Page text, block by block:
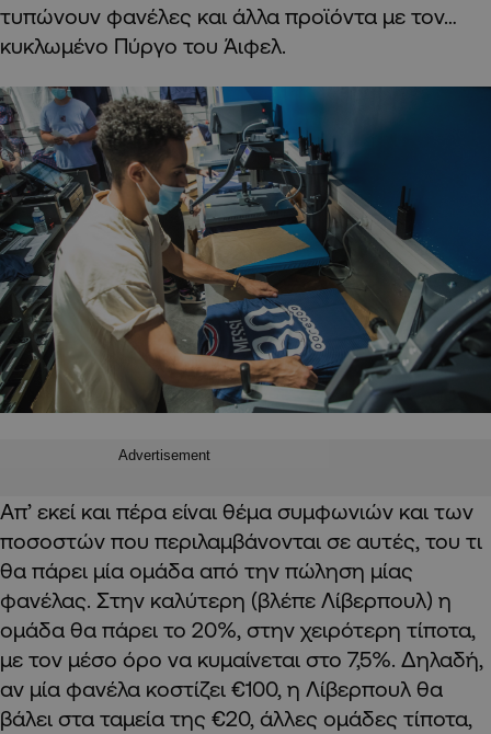
τυπώνουν φανέλες και άλλα προϊόντα με τον…
κυκλωμένο Πύργο του Άιφελ.
Advertisement
Απ’ εκεί και πέρα είναι θέμα συμφωνιών και των
ποσοστών που περιλαμβάνονται σε αυτές, του τι
θα πάρει μία ομάδα από την πώληση μίας
φανέλας. Στην καλύτερη (βλέπε Λίβερπουλ) η
ομάδα θα πάρει το 20%, στην χειρότερη τίποτα,
με τον μέσο όρο να κυμαίνεται στο 7,5%. Δηλαδή,
αν μία φανέλα κοστίζει €100, η Λίβερπουλ θα
βάλει στα ταμεία της €20, άλλες ομάδες τίποτα,